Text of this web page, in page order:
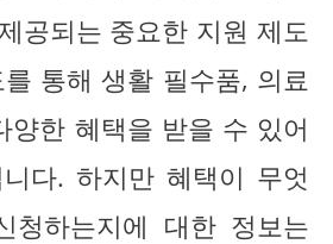
공되는 중요한 지원 제도
통해 생활 필수품, 의료
양한 혜택을 받을 수 있어
다. 하지만 혜택이 무엇
청하는지에 대한 정보는